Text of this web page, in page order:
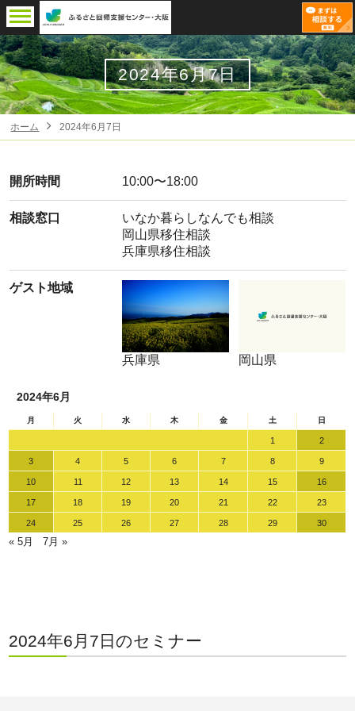
2024年6月7日
ホーム 2024年6月7日
開所時間 10:00〜18:00
相談窓口
いなか暮らしなんでも相談
岡山県移住相談
兵庫県移住相談
ゲスト地域
兵庫県 岡山県
2024年6月
月 火 水 木 金 土 日
1 2
3 4 5 6 7 8 9
10 11 12 13 14 15 16
17 18 19 20 21 22 23
24 25 26 27 28 29 30
« 5月 7月 »
2024年6月7日のセミナー